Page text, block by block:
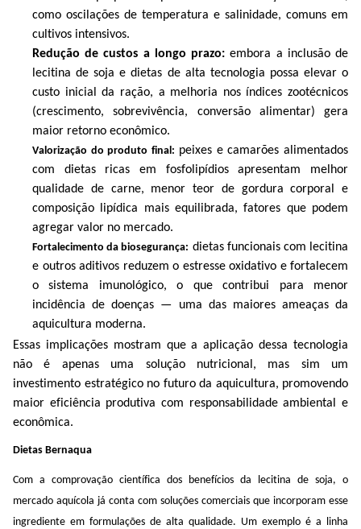
como oscilações de temperatura e salinidade, comuns em
cultivos intensivos.
Redução de custos a longo prazo: embora a inclusão de
lecitina de soja e dietas de alta tecnologia possa elevar o
custo inicial da ração, a melhoria nos índices zootécnicos
(crescimento, sobrevivência, conversão alimentar) gera
maior retorno econômico.
Valorização doproduto final : peixes e camarões alimentados
com dietas ricas em fosfolipídios apresentam melhor
qualidade de carne, menor teor de gordura corporal e
composição lipídica mais equilibrada, fatores que podem
agregar valor no mercado.
Fortalecimento da biosegurança: dietas funcionais com lecitina
e outros aditivos reduzem o estresse oxidativo e fortalecem
o sistema imunológico, o que contribui para menor
incidência de doenças — uma das maiores ameaças da
aquicultura moderna.
Essas implicações mostram que a aplicação dessa tecnologia
não é apenas uma solução nutricional, mas sim um
investimento estratégico no futuro da aquicultura, promovendo
maior eficiência produtiva com responsabilidade ambiental e
econômica.
Dietas Bernaqua
Com a comprovação científica dos benefícios da lecitina de soja, o
mercado aquícola já conta com soluções comerciais que incorporam esse
ingrediente em formulações de alta qualidade. Um exemplo é a linha